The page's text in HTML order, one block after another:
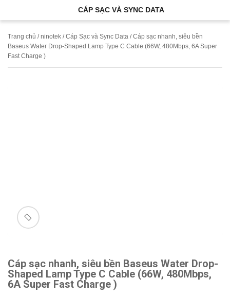
CÁP SẠC VÀ SYNC DATA
Trang chủ /ninotek /Cáp Sạc và Sync Data / Cáp sạc nhanh, siêu bền
Baseus Water Drop-Shaped Lamp Type C Cable (66W, 480Mbps, 6A Super
Fast Charge )
🔍
Cáp sạc nhanh, siêu bền Baseus Water Drop-
Shaped Lamp Type C Cable (66W, 480Mbps,
6A Super Fast Charge )